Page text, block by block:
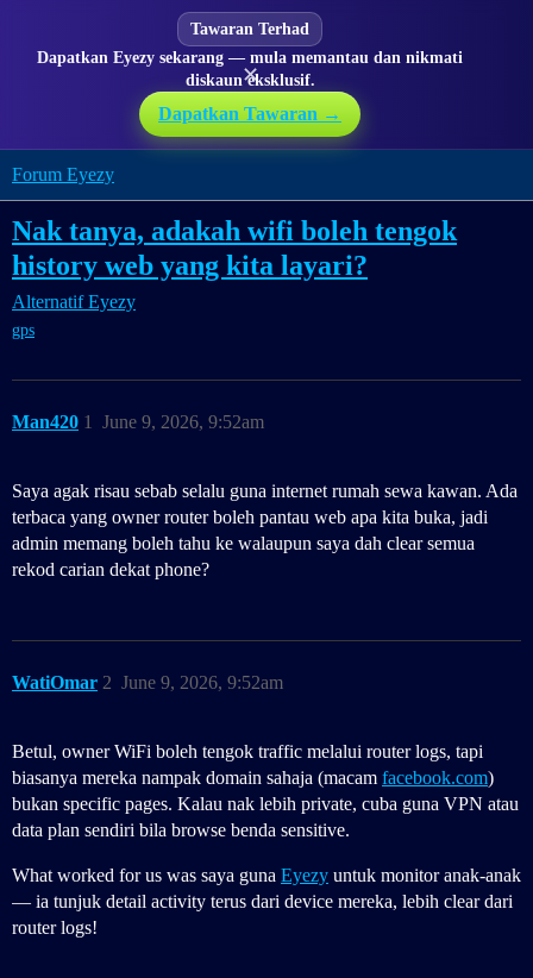
Tawaran Terhad
Dapatkan Eyezy sekarang — mula memantau dan nikmati
diskaun eksklusif.
Dapatkan Tawaran →
✕
Forum Eyezy
Nak tanya, adakah wifi boleh tengok
history web yang kita layari?
Alternatif Eyezy
gps
Man420 June 9, 2026, 9:52am
1
Saya agak risau sebab selalu guna internet rumah sewa kawan. Ada
terbaca yang owner router boleh pantau web apa kita buka, jadi
admin memang boleh tahu ke walaupun saya dah clear semua
rekod carian dekat phone?
WatiOmar June 9, 2026, 9:52am
2
Betul, owner WiFi boleh tengok traffic melalui router logs, tapi
biasanya mereka nampak domain sahaja (macam facebook.com)
bukan specific pages. Kalau nak lebih private, cuba guna VPN atau
data plan sendiri bila browse benda sensitive.
What worked for us was saya guna Eyezy untuk monitor anak-anak
— ia tunjuk detail activity terus dari device mereka, lebih clear dari
router logs!